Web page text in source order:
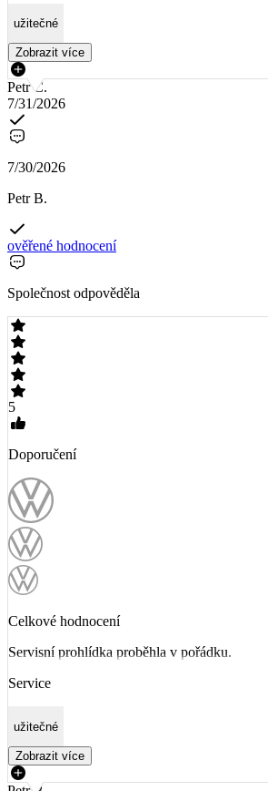
užitečné
Zobrazit více
Petr C.
7/31/2026
7/30/2026
Petr B.
ověřené hodnocení
Společnost odpověděla
5
Doporučení
Celkové hodnocení
Servisní prohlídka proběhla v pořádku.
Service
užitečné
Zobrazit více